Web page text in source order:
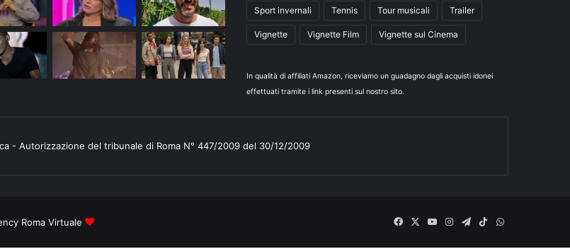
Sport invernali Tennis Tour musicali Trailer
Vignette Vignette Film Vignette sul Cinema
In qualità di affiliati Amazon, riceviamo un guadagno dagli acquisti idonei
effettuati tramite i link presenti sul nostro sito.
- Autorizzazione del tribunale di Roma N° 447/2009 del 30/12/2009
Roma Virtuale Facebook
X
YouInstagram
Telegram
TikTokWhatsApp